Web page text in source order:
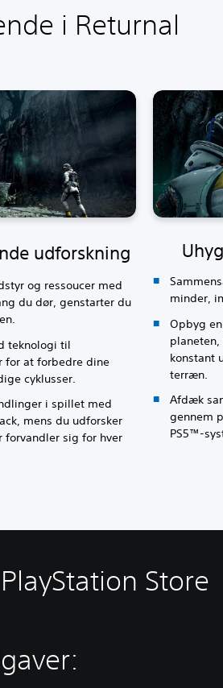
i Returnal
udforskning
og ressoucer med
du dør, genstarter du
teknologi til
for at forbedre dine
cyklusser.
i spillet med
mens du udforsker
forvandler sig for hver
minder,
Opbyg
planeten,
konstant
terræn.
Afdæk
gennem
PS5™-
Store